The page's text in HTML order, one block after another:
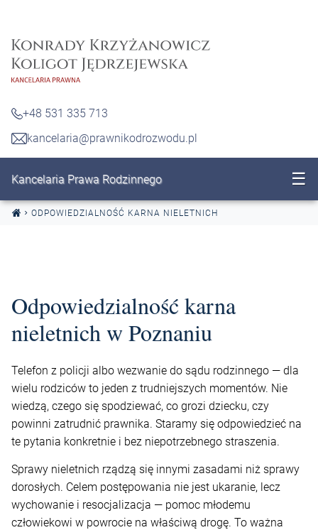
+48 531 335 713
kancelaria@prawnikodrozwodu.pl
Kancelaria Prawa Rodzinnego ☰
ODPOWIEDZIALNOŚĆ KARNA NIELETNICH
Odpowiedzialność karna
nieletnich w Poznaniu
Telefon z policji albo wezwanie do sądu rodzinnego — dla
wielu rodziców to jeden z trudniejszych momentów. Nie
wiedzą, czego się spodziewać, co grozi dziecku, czy
powinni zatrudnić prawnika. Staramy się odpowiedzieć na
te pytania konkretnie i bez niepotrzebnego straszenia.
Sprawy nieletnich rządzą się innymi zasadami niż sprawy
dorosłych. Celem postępowania nie jest ukaranie, lecz
wychowanie i resocjalizacja — pomoc młodemu
człowiekowi w powrocie na właściwą drogę. To ważna